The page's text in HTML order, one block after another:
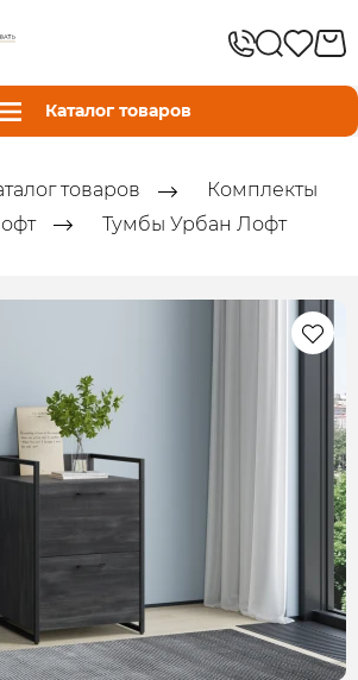
Каталог товаров
товаров
Комплекты
Тумбы Урбан Лофт